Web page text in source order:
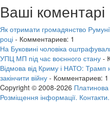
Ваші коментарі
Як отримати громадянство
році - Комментариев: 1
На Буковині чоловіка
УПЦ МП під час воєнного стану -
Відмова від Криму і НАТО: Трамп
закінчити війну - Комментариев: 1
Copyright © 2008-2026
Розміщення інформації. Контакти.